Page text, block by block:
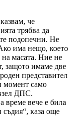
че
трябва да
подопечни. Не
има нещо, което
на масата. Ние не
защото имаме две
представител
момент само
ДПС.
време вече е била
каза още